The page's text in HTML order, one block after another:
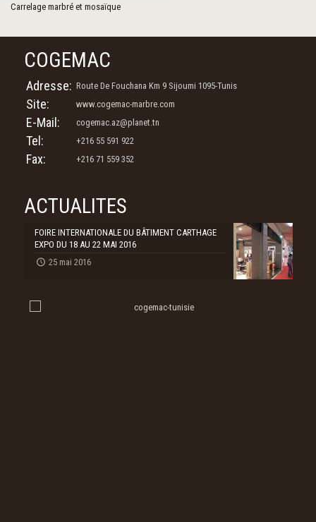
Carrelage marbré et mosaïque
COGEMAC
Adresse: Route De Fouchana Km 9 Sijoumi 1095-Tunis
Site: www.cogemac-marbre.com
E-Mail: cogemac.az@planet.tn
Tel: +216 55 591 922
Fax: +216 71 559 352
ACTUALITES
FOIRE INTERNATIONALE DU BÂTIMENT CARTHAGE
EXPO DU 18 AU 22 MAI 2016
25 mai 2016